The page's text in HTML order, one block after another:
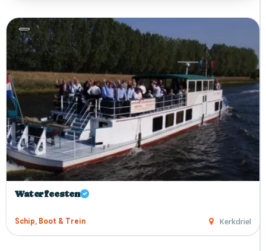
Waterfeesten
Schip, Boot & Trein Kerkdriel